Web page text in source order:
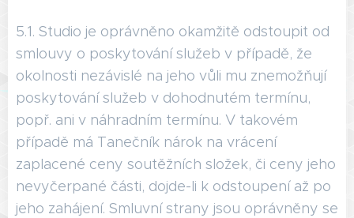
5.1. Studio je oprávněno okamžitě odstoupit od
smlouvy o poskytování služeb v případě, že
okolnosti nezávislé na jeho vůli mu znemožňují
poskytování služeb v dohodnutém termínu,
popř. ani v náhradním termínu. V takovém
případě má Tanečník nárok na vrácení
zaplacené ceny soutěžních složek, či ceny jeho
nevyčerpané části, dojde-li k odstoupení až po
jeho zahájení. Smluvní strany jsou oprávněny se